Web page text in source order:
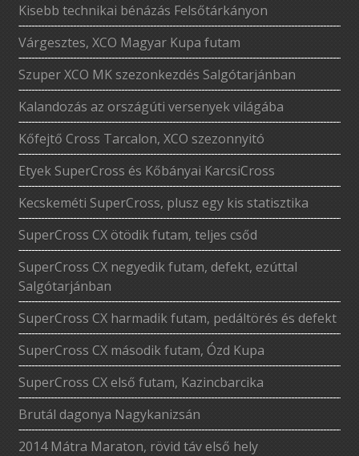
Kisebb technikai bénázás Felsőtárkányon
Várgesztes, XCO Magyar Kupa futam
Szuper XCO MK szezonkezdés Salgótarjánban
Kalandozás az országúti versenyek világába
Kőfejtő Cross Tarcalon, XCO szezonnyitó
Etyek SuperCross és Kőbányai KarcsiCross
Kecskeméti SuperCross, plusz egy kis statisztika
SuperCross CX ötödik futam, teljes csőd
SuperCross CX negyedik futam, defekt, ezúttal
Salgótarjánban
SuperCross CX harmadik futam, pedáltörés és defekt
SuperCross CX második futam, Ózd Kupa
SuperCross CX első futam, Kazincbarcika
Brutál dagonya Nagykanizsán
2014 Mátra Maraton, rövid táv első hely